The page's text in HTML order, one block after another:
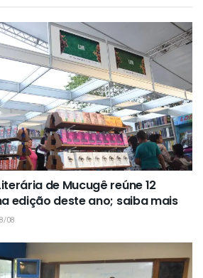
de Mucugê reúne 12
edição deste ano; saiba mais
08